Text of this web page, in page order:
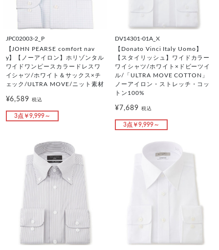
JPC02003-2_P
【JOHN PEARSE comfort nav
y】【ノーアイロン】ホリゾンタル
ワイドワンピースカラードレスワ
イシャツ/ホワイト＆サックス×チ
ェック/ULTRA MOVE/ニット素材
¥6,589税込
3点￥9,999～
DV14301-01A_X
【Donato Vinci Italy Uomo】
【スタイリッシュ】ワイドカラー
ワイシャツ/ホワイト×ドビーツイ
ル/「ULTRA MOVE COTTON」
ノーアイロン・ストレッチ・コッ
トン100%
¥7,689 税込
3点￥9,999～